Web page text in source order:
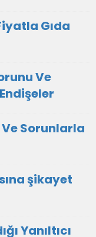
Gıda
Ve
Sorunlarla
şikayet
Yanıltıcı